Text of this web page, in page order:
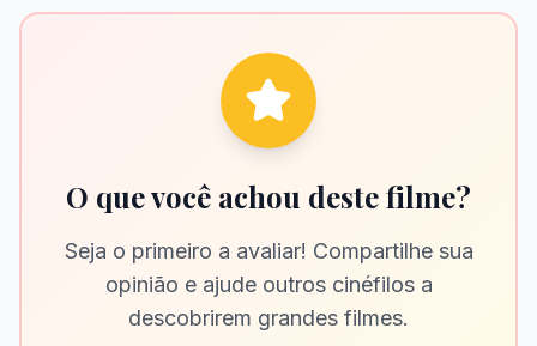
O que você achou deste filme?
Seja o primeiro a avaliar! Compartilhe sua
opinião e ajude outros cinéfilos a
descobrirem grandes filmes.